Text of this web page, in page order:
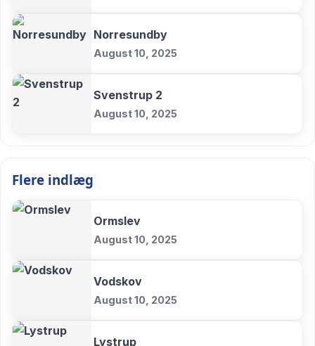
Norresundby
August 10, 2025
Svenstrup 2
August 10, 2025
Flere indlæg
Ormslev
August 10, 2025
Vodskov
August 10, 2025
Lystrup